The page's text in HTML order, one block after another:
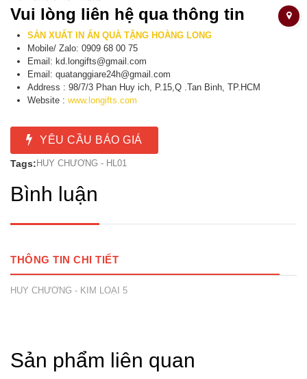
Vui lòng liên hệ qua thông tin
SẢN XUẤT IN ẤN QUÀ TẶNG HOÀNG LONG
Mobile/ Zalo: 0909 68 00 75
Email: kd.longifts@gmail.com
Email: quatanggiare24h@gmail.com
Address : 98/7/3 Phan Huy ich, P.15,Q .Tan Binh, TP.HCM
Website : www.longifts.com
YÊU CẦU BÁO GIÁ
Tags: HUY CHƯƠNG - HL01
Bình luận
THÔNG TIN CHI TIẾT
HUY CHƯƠNG - KIM LOẠI 5
Sản phẩm liên quan